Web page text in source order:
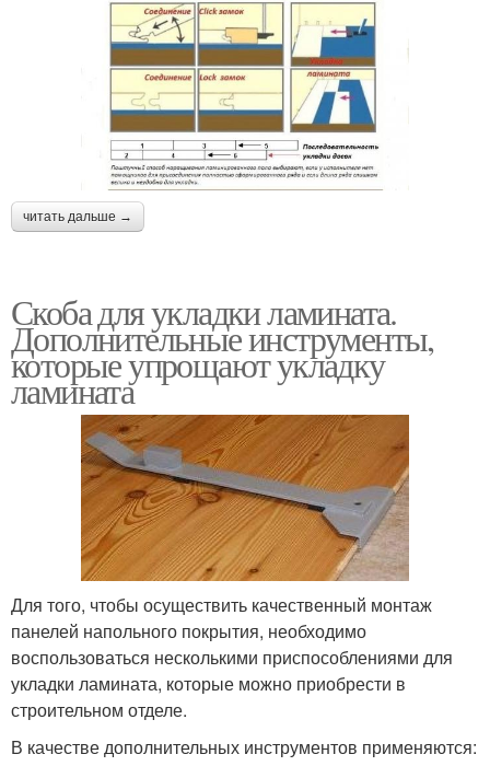
читать дальше →
Скоба для укладки ламината.
Дополнительные инструменты,
которые упрощают укладку
ламината
Для того, чтобы осуществить качественный монтаж
панелей напольного покрытия, необходимо
воспользоваться несколькими приспособлениями для
укладки ламината, которые можно приобрести в
строительном отделе.
В качестве дополнительных инструментов применяются: